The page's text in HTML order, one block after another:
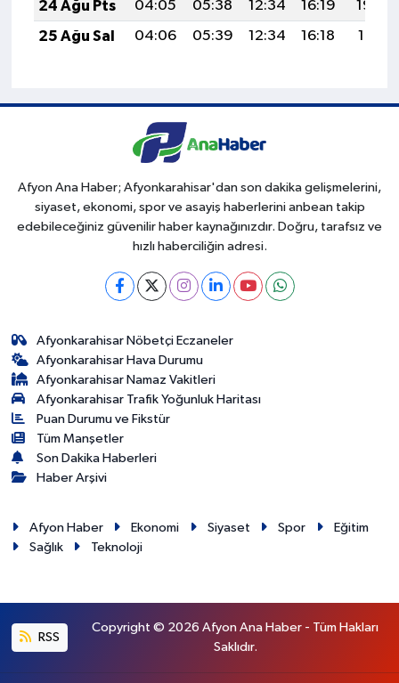
24 Ağu Pts
04:05 05:38 12:34 16:19
19:20
25 Ağu Sal
04:06 05:39 12:34 16:18 19:18
Afyon Ana Haber; Afyonkarahisar'dan son dakika gelişmelerini,
siyaset, ekonomi, spor ve asayiş haberlerini anbean takip
edebileceğiniz güvenilir haber kaynağınızdır. Doğru, tarafsız ve
hızlı haberciliğin adresi.
Afyonkarahisar Nöbetçi Eczaneler
Afyonkarahisar Hava Durumu
Afyonkarahisar Namaz Vakitleri
Afyonkarahisar Trafik Yoğunluk Haritası
Puan Durumu ve Fikstür
Tüm Manşetler
Son Dakika Haberleri
Haber Arşivi
Afyon Haber Ekonomi Siyaset Spor
Eğitim
Sağlık
Teknoloji
RSS
Copyright © 2026 Afyon Ana Haber - Tüm Hakları
Saklıdır.